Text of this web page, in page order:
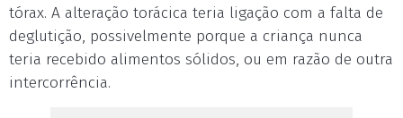
tórax. A alteração torácica teria ligação com a falta de
deglutição, possivelmente porque a criança nunca
teria recebido alimentos sólidos, ou em razão de outra
intercorrência.